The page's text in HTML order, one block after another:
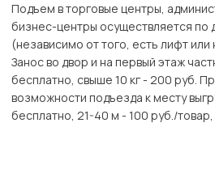
Подъем в торговые центры,
бизнес-центры осуществляется по
(независимо от того, есть лифт или
Занос во двор и на первый этаж
бесплатно, свыше 10 кг - 200 руб.
возможности подъезда к месту
бесплатно, 21-40 м - 100 руб./